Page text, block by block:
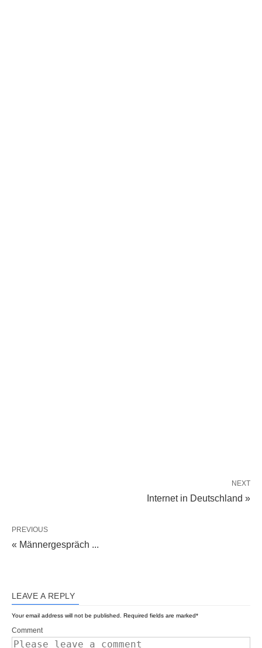
NEXT
Internet in Deutschland »
PREVIOUS
« Männergespräch ...
LEAVE A REPLY
Your email address will not be published. Required fields are marked*
Comment